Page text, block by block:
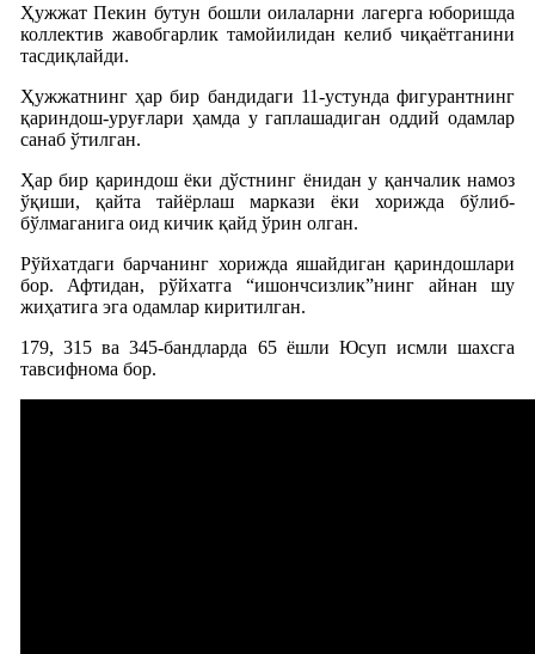
Ҳужжат Пекин бутун бошли оилаларни лагерга юборишда
коллектив жавобгарлик тамойилидан келиб чиқаётганини
тасдиқлайди.
Ҳужжатнинг ҳар бир бандидаги 11-устунда фигурантнинг
қариндош-уруғлари ҳамда у гаплашадиган оддий одамлар
санаб ўтилган.
Ҳар бир қариндош ёки дўстнинг ёнидан у қанчалик намоз
ўқиши, қайта тайёрлаш маркази ёки хорижда бўлиб-
бўлмаганига оид кичик қайд ўрин олган.
Рўйхатдаги барчанинг хорижда яшайдиган қариндошлари
бор. Афтидан, рўйхатга “ишончсизлик”нинг айнан шу
жиҳатига эга одамлар киритилган.
179, 315 ва 345-бандларда 65 ёшли Юсуп исмли шахсга
тавсифнома бор.